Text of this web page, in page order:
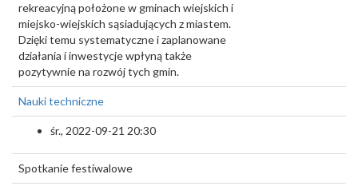
rekreacyjną położone w gminach wiejskich i
miejsko-wiejskich sąsiadujących z miastem.
Dzięki temu systematyczne i zaplanowane
działania i inwestycje wpłyną także
pozytywnie na rozwój tych gmin.
Nauki techniczne
śr., 2022-09-21 20:30
Spotkanie festiwalowe